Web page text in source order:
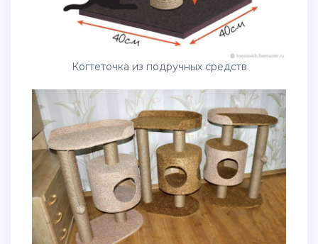
Когтеточка из подручных средств